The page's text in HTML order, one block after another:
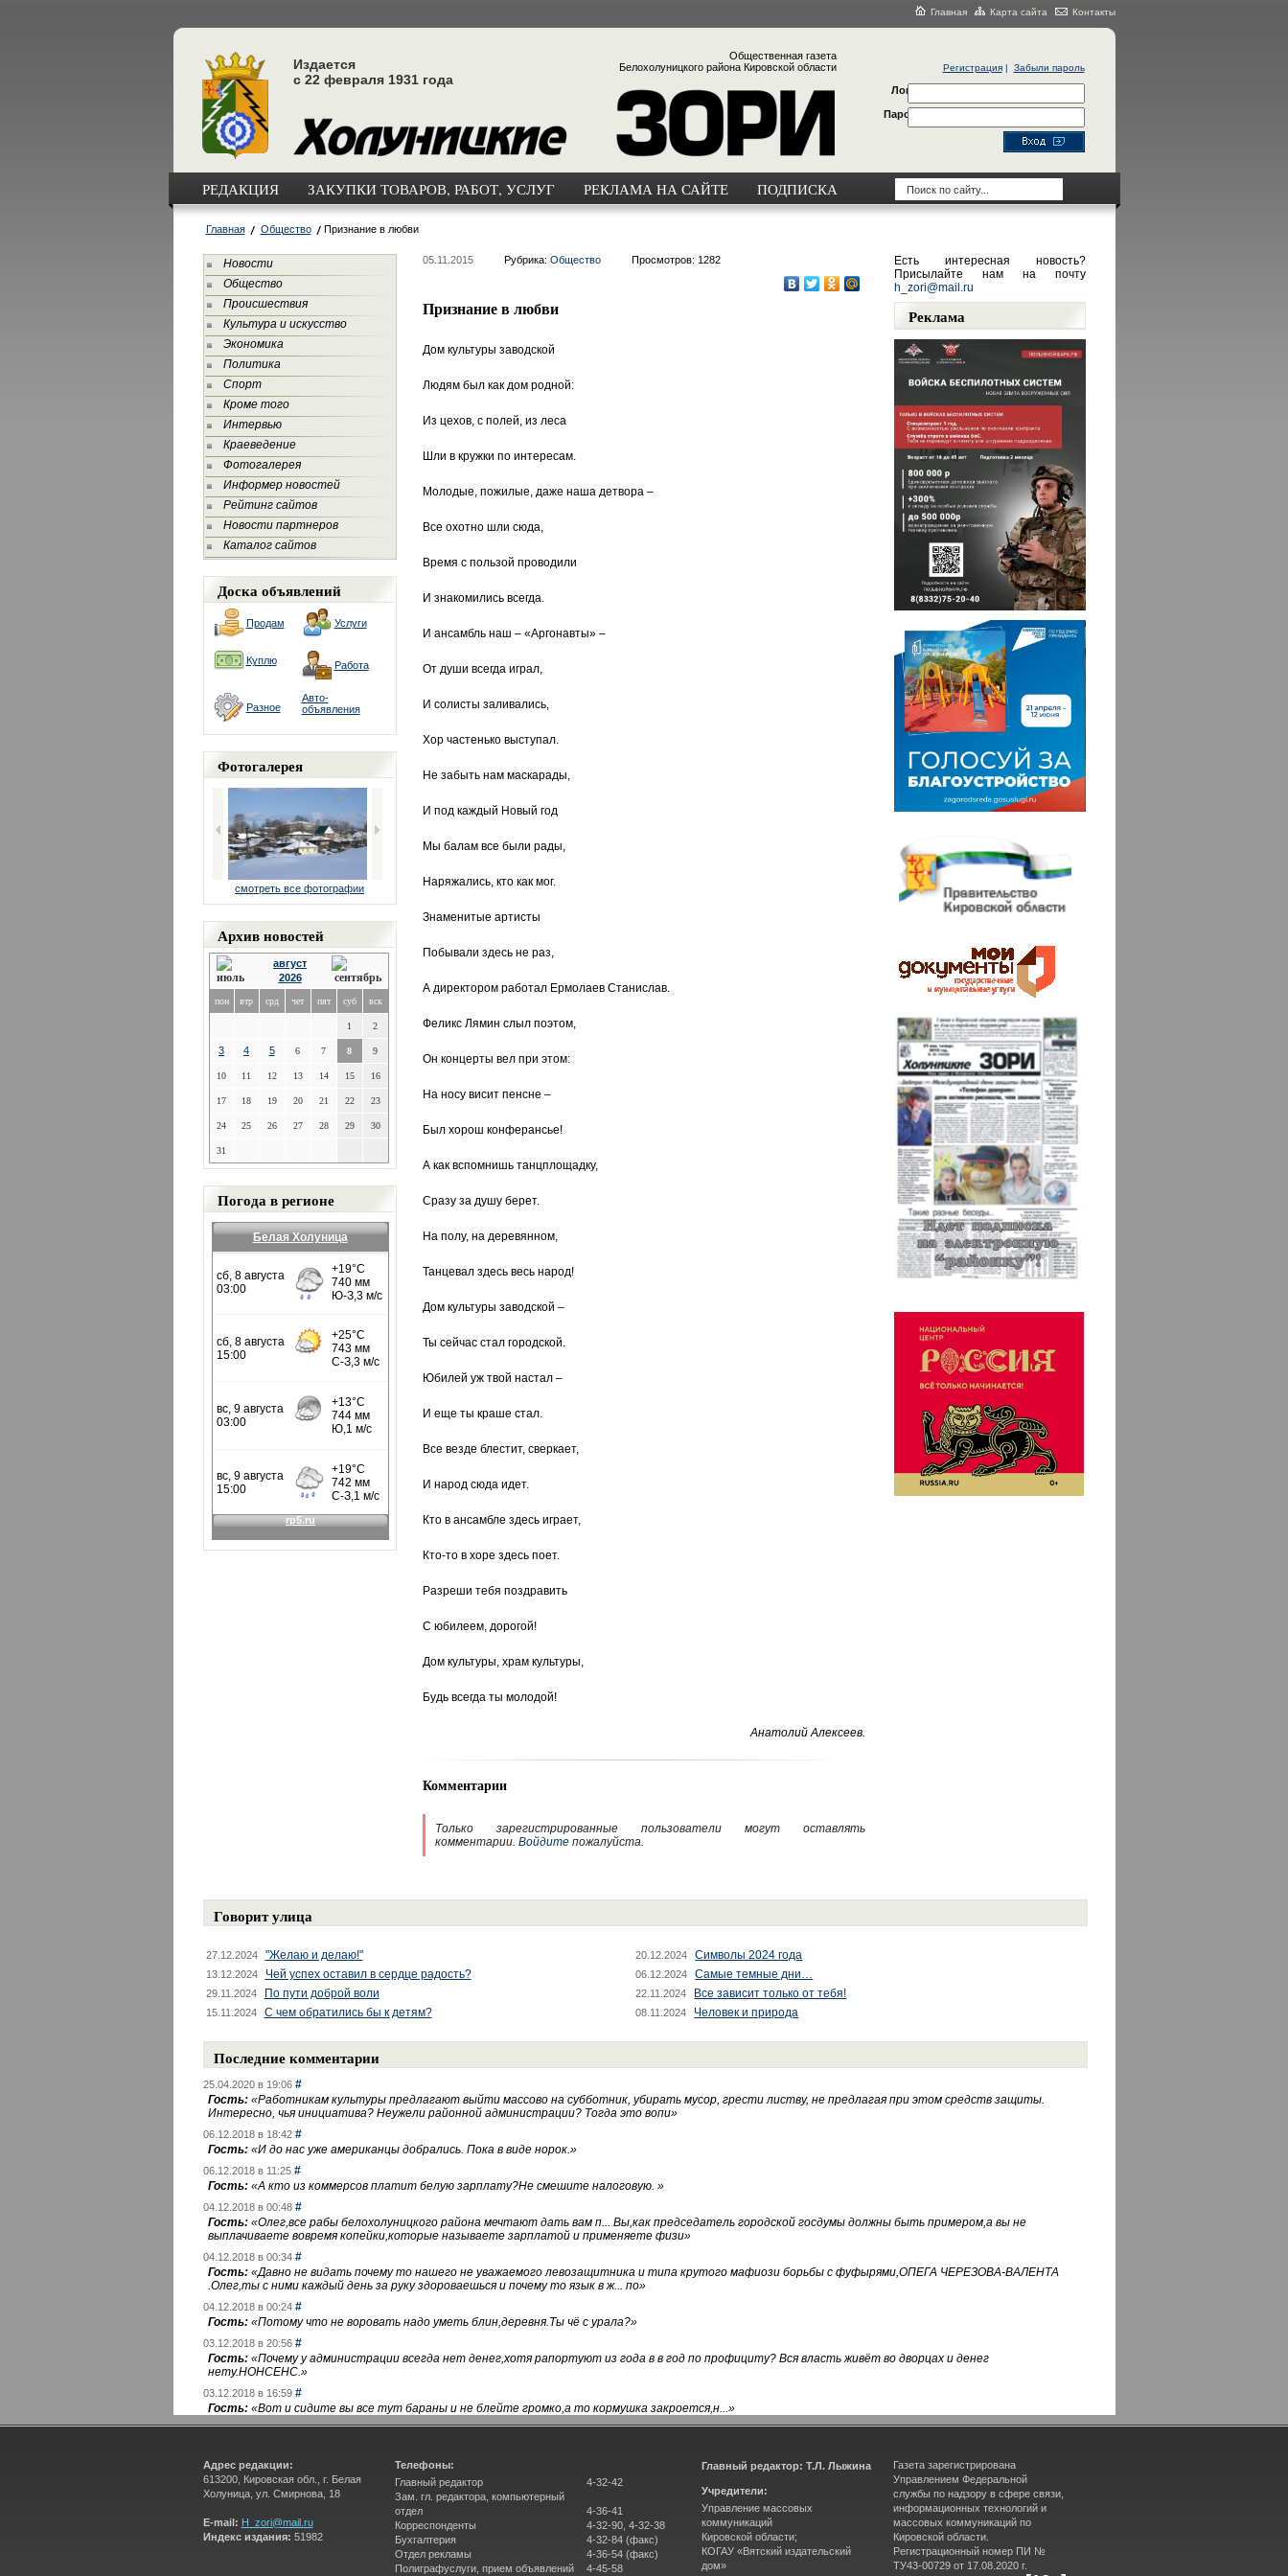
Главная Карта сайта Контакты
Издается
с 22 февраля 1931 года
Общественная газета
Белохолуницкого района Кировской области
Регистрация| Забыли пароль
Логин
Пароль
РЕДАКЦИЯ ЗАКУПКИ ТОВАРОВ, РАБОТ, УСЛУГ РЕКЛАМА НА САЙТЕ ПОДПИСКА
Главная Общество Признание в любви
Новости
Общество
Происшествия
Культура и искусство
Экономика
Политика
Спорт
Кроме того
Интервью
Краеведение
Фотогалерея
Информер новостей
Рейтинг сайтов
Новости партнеров
Каталог сайтов
Доска объявлений
Продам Услуги
Куплю Работа
Разное
Авто-
объявления
Фотогалерея
смотреть все фотографии
Архив новостей
август
2026
пон втр срд чет пят суб вск
1 2
3 4 5 6 7 8 9
10 11 12 13 14 15 16
17 18 19 20 21 22 23
24 25 26 27 28 29 30
31
Погода в регионе
Белая Холуница
05.11.2015 Рубрика: Общество Просмотров: 1282
Признание в любви
Дом культуры заводской
Людям был как дом родной:
Из цехов, с полей, из леса
Шли в кружки по интересам.
Молодые, пожилые, даже наша детвора –
Все охотно шли сюда,
Время с пользой проводили
И знакомились всегда.
И ансамбль наш – «Аргонавты» –
От души всегда играл,
И солисты заливались,
Хор частенько выступал.
Не забыть нам маскарады,
И под каждый Новый год
Мы балам все были рады,
Наряжались, кто как мог.
Знаменитые артисты
Побывали здесь не раз,
А директором работал Ермолаев Станислав.
Феликс Лямин слыл поэтом,
Он концерты вел при этом:
На носу висит пенсне –
Был хорош конферансье!
А как вспомнишь танцплощадку,
Сразу за душу берет.
На полу, на деревянном,
Танцевал здесь весь народ!
Дом культуры заводской –
Ты сейчас стал городской.
Юбилей уж твой настал –
И еще ты краше стал.
Все везде блестит, сверкает,
И народ сюда идет.
Кто в ансамбле здесь играет,
Кто-то в хоре здесь поет.
Разреши тебя поздравить
С юбилеем, дорогой!
Дом культуры, храм культуры,
Будь всегда ты молодой!
Анатолий Алексеев.
Комментарии
Только зарегистрированные пользователи могут оставлять
комментарии. Войдитепожалуйста.
Есть интересная новость?
Присылайте нам на почту
h_zori@mail.ru
Реклама
Говорит улица
27.12.2024 "Желаю и делаю!" 20.12.2024 Символы 2024 года
13.12.2024 Чей успех оставил в сердце радость? 06.12.2024 Самые темные дни…
29.11.2024 По пути доброй воли 22.11.2024 Все зависит только от тебя!
15.11.2024 С чем обратились бы к детям? 08.11.2024 Человек и природа
Последние комментарии
25.04.2020 в 19:06 #
Гость: «Работникам культуры предлагают выйти массово на субботник, убирать мусор, грести листву, не предлагая при этом средств защиты.
Интересно, чья инициатива? Неужели районной администрации? Тогда это вопи»
06.12.2018 в 18:42 #
Гость: «И до нас уже американцы добрались. Пока в виде норок.»
06.12.2018 в 11:25 #
Гость: «А кто из коммерсов платит белую зарплату?Не смешите налоговую. »
04.12.2018 в 00:48 #
Гость: «Олег,все рабы белохолуницкого района мечтают дать вам п... Вы,как председатель городской госдумы должны быть примером,а вы не
выплачиваете вовремя копейки,которые называете зарплатой и применяете физи»
04.12.2018 в 00:34 #
Гость: «Давно не видать почему то нашего не уважаемого левозащитника и типа крутого мафиози борьбы с фуфырями,ОПЕГА ЧЕРЕЗОВА-ВАЛЕНТА
.Олег,ты с ними каждый день за руку здороваешься и почему то язык в ж... по»
04.12.2018 в 00:24 #
Гость: «Потому что не воровать надо уметь блин,деревня.Ты чё с урала?»
03.12.2018 в 20:56 #
Гость: «Почему у администрации всегда нет денег,хотя рапортуют из года в в год по профициту? Вся власть живёт во дворцах и денег
нету.НОНСЕНС.»
03.12.2018 в 16:59 #
Гость: «Вот и сидите вы все тут бараны и не блейте громко,а то кормушка закроется,н...»
Адрес редакции:
613200, Кировская обл., г. Белая
Холуница, ул. Смирнова, 18
E-mail: H_zori@mail.ru
Индекс издания: 51982
Телефоны:
Главный редактор
Зам. гл. редактора, компьютерный
отдел
Корреспонденты
Бухгалтерия
Отдел рекламы
Полиграфуслуги, прием объявлений
4-32-42
4-36-41
4-32-90, 4-32-38
4-32-84 (факс)
4-36-54 (факс)
4-45-58
Главный редактор: Т.Л. Лыжина
Учредители:
Управление массовых
коммуникаций
Кировской области;
КОГАУ «Вятский издательский
дом»
Газета зарегистрирована
Управлением Федеральной
службы по надзору в сфере связи,
информационных технологий и
массовых коммуникаций по
Кировской области.
Регистрационный номер ПИ №
ТУ43-00729 от 17.08.2020 г.